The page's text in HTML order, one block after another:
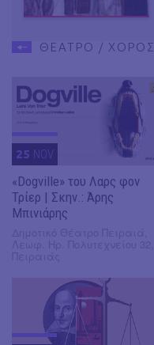
ΘΕΑΤΡΟ / ΧΟΡΟΣ
25 NOV
«Dogville» του Λαρς φον
Τρίερ | Σκην.: Άρης
Μπινιάρης